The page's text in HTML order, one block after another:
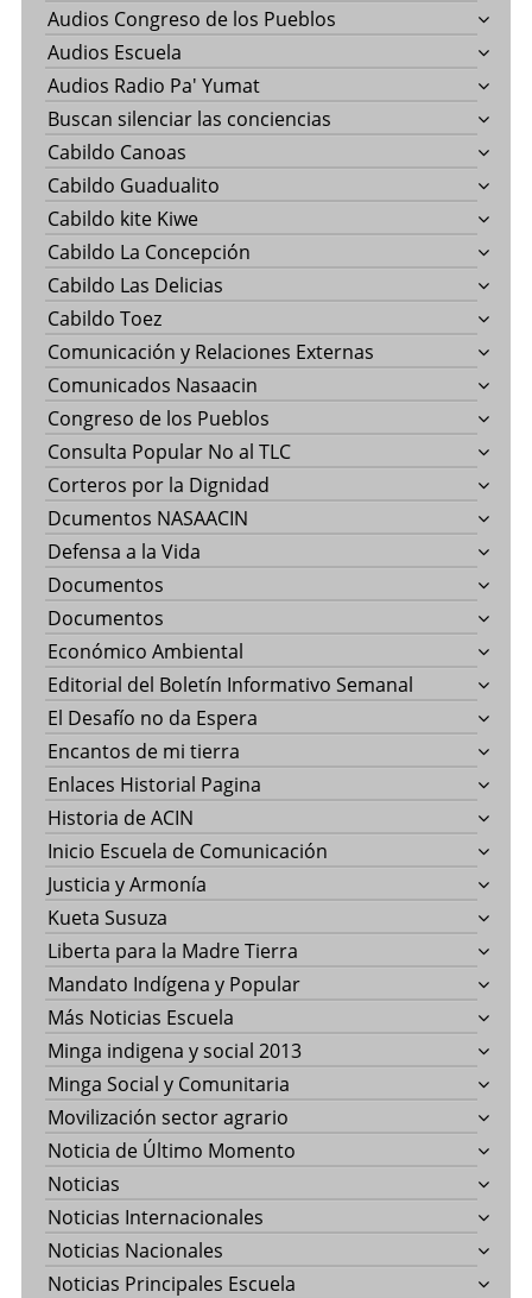
Audios Congreso de los Pueblos
Audios Escuela
Audios Radio Pa' Yumat
Buscan silenciar las conciencias
Cabildo Canoas
Cabildo Guadualito
Cabildo kite Kiwe
Cabildo La Concepción
Cabildo Las Delicias
Cabildo Toez
Comunicación y Relaciones Externas
Comunicados Nasaacin
Congreso de los Pueblos
Consulta Popular No al TLC
Corteros por la Dignidad
Dcumentos NASAACIN
Defensa a la Vida
Documentos
Documentos
Económico Ambiental
Editorial del Boletín Informativo Semanal
El Desafío no da Espera
Encantos de mi tierra
Enlaces Historial Pagina
Historia de ACIN
Inicio Escuela de Comunicación
Justicia y Armonía
Kueta Susuza
Liberta para la Madre Tierra
Mandato Indígena y Popular
Más Noticias Escuela
Minga indigena y social 2013
Minga Social y Comunitaria
Movilización sector agrario
Noticia de Último Momento
Noticias
Noticias Internacionales
Noticias Nacionales
Noticias Principales Escuela